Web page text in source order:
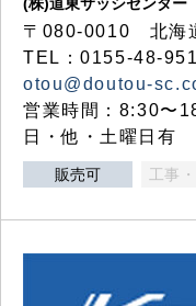
〒080-0010 北海
TEL：0155-48-
otou@doutou-
営業時間：8:30〜
日・他・土曜日有
販売可 工事